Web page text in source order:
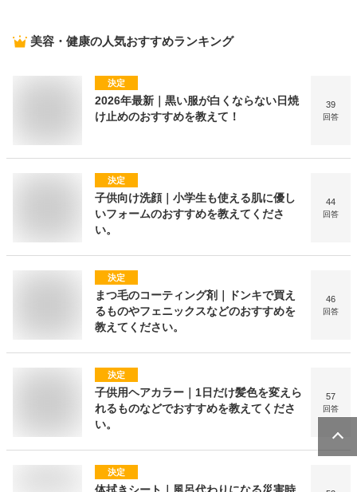
美容・健康の人気おすすめランキング
決定
2026年最新｜黒い服が白くならない日焼
け止めのおすすめを教えて！
39
回答
決定
子供向け洗顔｜小学生も使える肌に優し
いフォームのおすすめを教えてくださ
い。
44
回答
決定
まつ毛のコーティング剤｜ドンキで買え
るものやフェニックスなどのおすすめを
教えてください。
46
回答
決定
子供用ヘアカラー｜1日だけ髪色を変えら
れるものなどでおすすめを教えてくださ
い。
57
回答
決定